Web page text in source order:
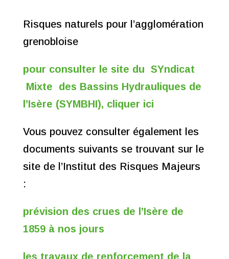
Risques naturels pour l’agglomération
grenobloise
pour consulter le site du SYndicat
Mixte des Bassins Hydrauliques de
l’Isère (SYMBHI), cliquer ici
Vous pouvez consulter également les
documents suivants se trouvant sur le
site de l’Institut des Risques Majeurs
:
prévision des crues de l’Isère de
1859 à nos jours
les travaux de renforcement de la